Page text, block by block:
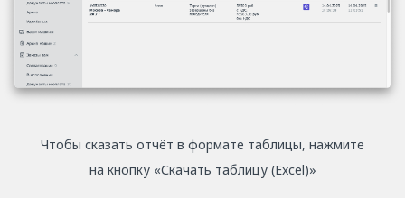
Чтобы сказать отчёт в формате таблицы, нажмите
на кнопку «Скачать таблицу (Excel)»